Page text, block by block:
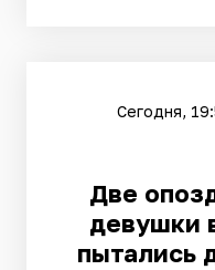
Сегодня,
Две
девушки
пытались